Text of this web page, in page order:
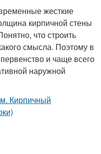
жесткие
кирпичной стены
что строить
смысла. Поэтому в
и чаще всего
наружной